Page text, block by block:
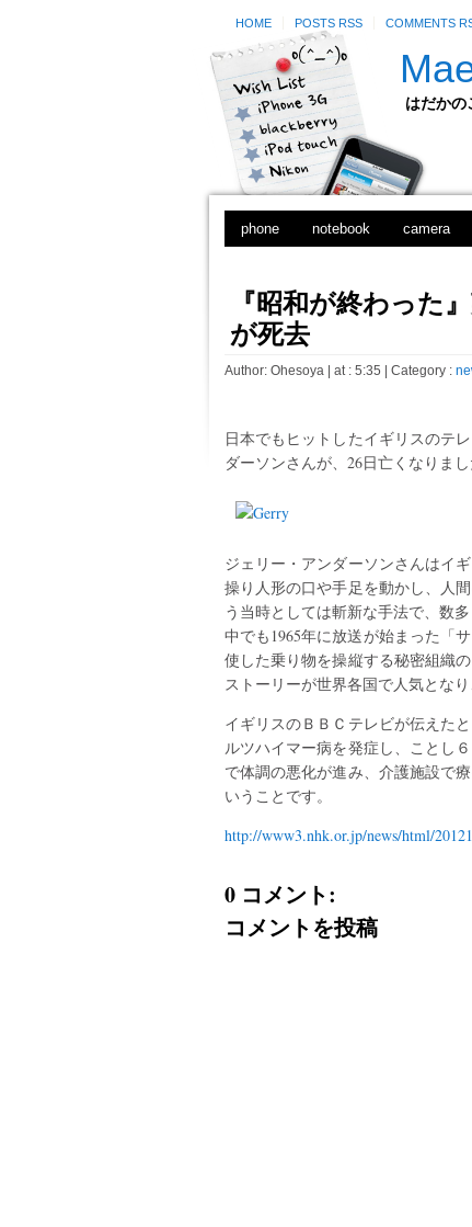
HOME POSTS RSS COMMENTS
はだか
phone notebook camera
『昭和が終わった
が死去
Author: Ohesoya| at : 5:35 | Category :
日本でもヒットしたイギリスのテ
ダーソンさんが、26日亡くなりまし
ジェリー・アンダーソンさんはイ
操り人形の口や手足を動かし、人
う当時としては斬新な手法で、数
中でも1965年に放送が始まった「
使した乗り物を操縦する秘密組織
ストーリーが世界各国で人気とな
イギリスのＢＢＣテレビが伝えた
ルツハイマー病を発症し、ことし
で体調の悪化が進み、介護施設で
いうことです。
http://www3.nhk.or.jp/news/html/
0 コメント:
コメントを投稿